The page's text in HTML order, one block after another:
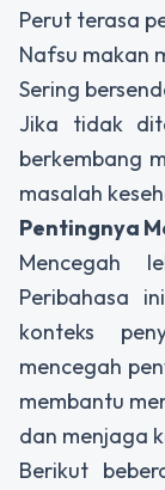
Perut terasa
Nafsu makan
Sering
Jika tidak
berkembang
masalah
Pentingnya
Mencegah
Peribahasa
konteks
mencegah
membantu
dan menjaga
Berikut